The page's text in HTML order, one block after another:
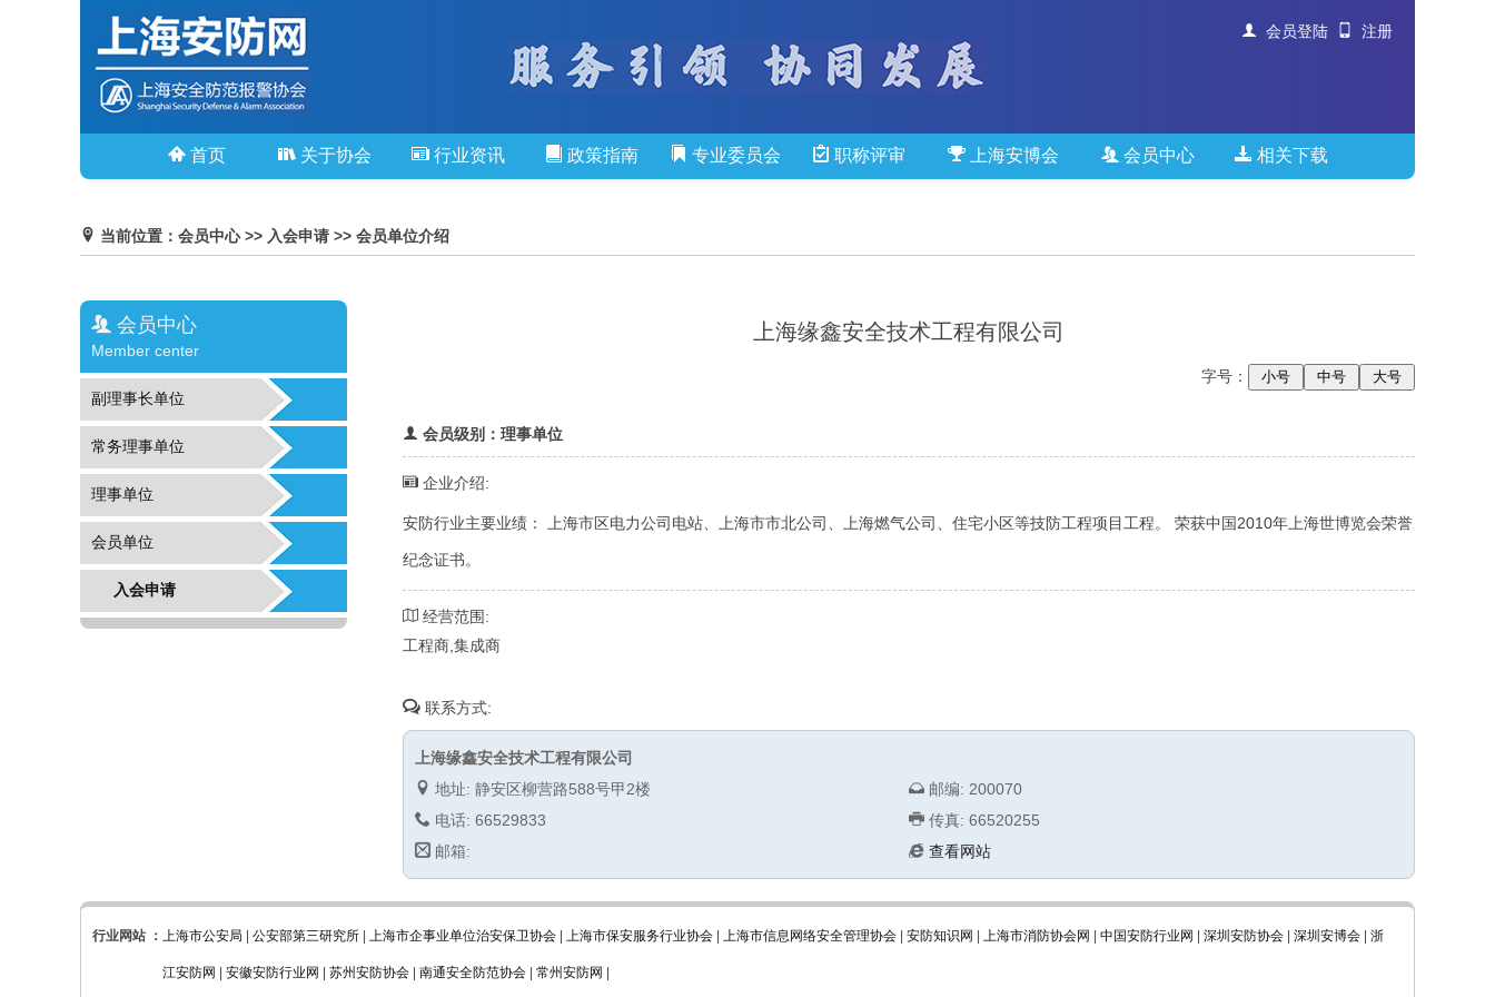
会员登陆 注册
首页 关于协会 行业资讯 政策指南 专业委员会 职称评审 上海安博会 会员中心 相关下载
当前位置：会员中心 >> 入会申请 >> 会员单位介绍
会员中心
Member center
副理事长单位
常务理事单位
理事单位
会员单位
入会申请
上海缘鑫安全技术工程有限公司
字号： 小号 中号 大号
会员级别：理事单位
企业介绍:
安防行业主要业绩： 上海市区电力公司电站、上海市市北公司、上海燃气公司、住宅小区等技防工程项目工程。 荣获中国2010年上海世博览会荣誉
纪念证书。
经营范围:
工程商,集成商
联系方式:
上海缘鑫安全技术工程有限公司
地址: 静安区柳营路588号甲2楼
邮编: 200070
电话: 66529833
传真: 66520255
邮箱:
查看网站
行业网站 ： 上海市公安局 公安部第三研究所 上海市企事业单位治安保卫协会 上海市保安服务行业协会 上海市信息网络安全管理协会 安防知识网 上海市消防协会网 中国安防行业网 深圳安防协会 深圳安博会 浙
江安防网 安徽安防行业网 苏州安防协会 南通安全防范协会 常州安防网